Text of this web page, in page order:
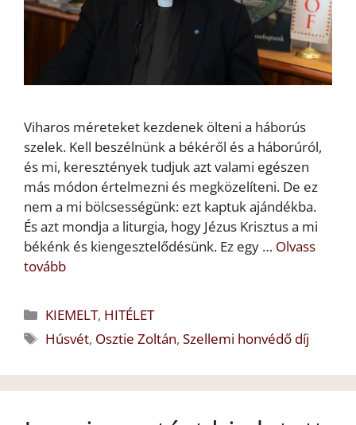
Viharos méreteket kezdenek ölteni a háborús
szelek. Kell beszélnünk a békéről és a háborúról,
és mi, keresztények tudjuk azt valami egészen
más módon értelmezni és megközelíteni. De ez
nem a mi bölcsességünk: ezt kaptuk ajándékba.
És azt mondja a liturgia, hogy Jézus Krisztus a mi
békénk és kiengesztelődésünk. Ez egy … Olvass
tovább
Kategória
KIEMELT, HITÉLET
Címkék
Húsvét, Osztie Zoltán,Szellemi honvédő díj